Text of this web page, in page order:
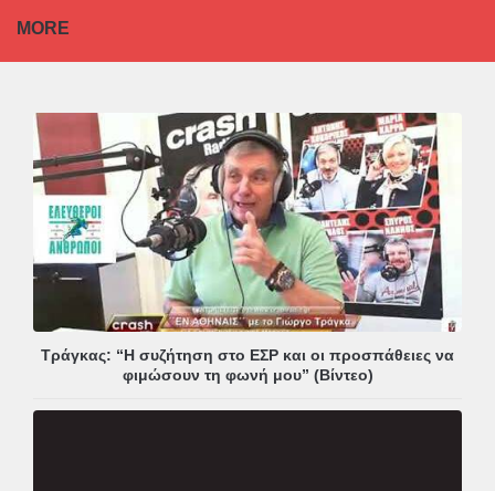
MORE
Τράγκας: “Η συζήτηση στο ΕΣΡ και οι προσπάθειες να
φιμώσουν τη φωνή μου” (Βίντεο)